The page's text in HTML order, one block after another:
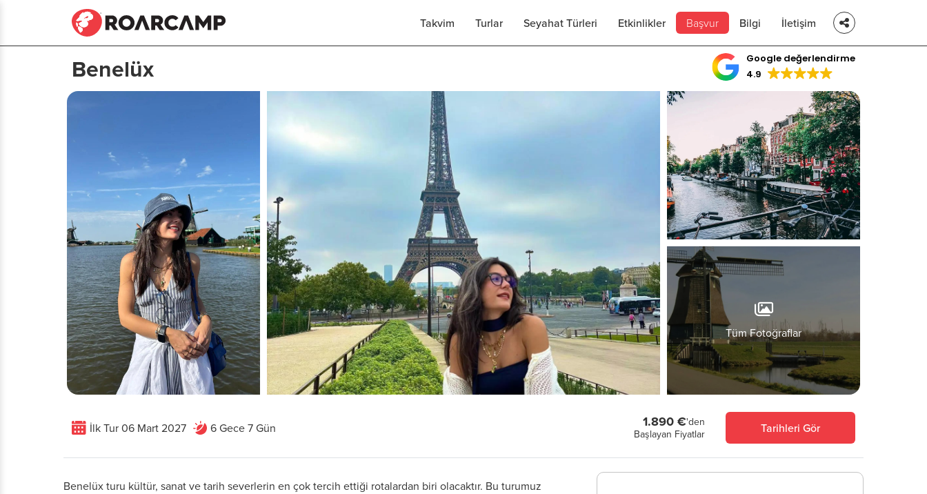
Takvim Turlar Seyahat Türleri Etkinlikler Başvur Bilgi İletişim
Benelüx
Google değerlendirme
4.9
Tüm Fotoğraflar
İlk Tur 06 Mart 2027 6 Gece 7 Gün 1.890 €'den
Başlayan Fiyatlar
Tarihleri Gör
Benelüx turu kültür, sanat ve tarih severlerin en çok tercih ettiği rotalardan biri olacaktır. Bu turumuz